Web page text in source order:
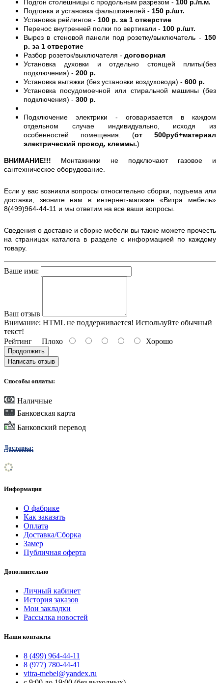
Подгон столешницы с продольным разрезом - 100 р./п.м.
Подгонка и установка фальшпанелей - 150 р./шт.
Установка рейлингов - 100 р. за 1 отверстие
Перенос внутренней полки по вертикали - 100 р./шт.
Вырез в стеновой панели под розетку/выключатель - 150
р. за 1 отверстие
Разбор розеток/выключателя - договорная
Установка духовки и отдельно стоящей плиты(без
подключения) - 200 р.
Установка вытяжки (без установки воздуховода) - 600 р.
Установка посудомоечной или стиральной машины (без
подключения) - 300 р.
Подключение электрики - оговаривается в каждом
отдельном случае индивидуально, исходя из
особенностей помещения. (от 500руб+материал
электрический провод, клеммы.)
ВНИМАНИЕ!!! Монтажники не подключают газовое и
сантехническое оборудование.
Если у вас возникли вопросы относительно сборки, подъема или
доставки, звоните нам в интернет-магазин «Витра мебель»
8(499)964-44-11 и мы ответим на все ваши вопросы.
Сведения о доставке и сборке мебели вы также можете прочесть
на страницах каталога в разделе с информацией по каждому
товару.
Ваше имя:
Ваш отзыв
Внимание: HTML не поддерживается! Используйте обычный
текст!
Рейтинг Плохо Хорошо
Продолжить
Написать отзыв
Способы оплаты:
Наличные
Банковская карта
Банковский перевод
Доставка:
Информация
О фабрике
Как заказать
Оплата
Доставка/Сборка
Замер
Публичная оферта
Дополнительно
Личный кабинет
История заказов
Мои закладки
Рассылка новостей
Наши контакты
8 (499) 964-44-11
8 (977) 780-44-41
vitra-mebel@yandex.ru